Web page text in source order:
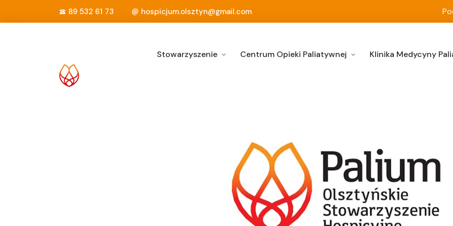
89 532 61 73 hospicjum.olsztyn@gmail.com
Stowarzyszenie Centrum Opieki Paliatywnej Klinika Medycyny